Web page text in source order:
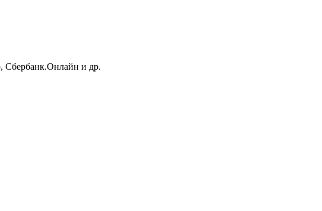
Сбербанк.Онлайн и др.